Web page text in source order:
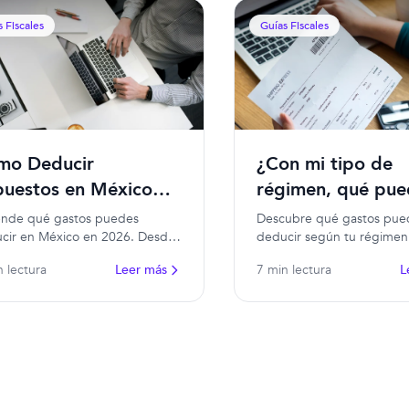
Fiscales
Deducir
en México
Guía SAT
qué gastos puedes
en México en 2026. Desde
y actualizada.
lectura Leer más
Guías Fiscales
¿Con mi tipo de
régimen, qué
deducir?
Descubre qué gastos
deducir según tu
empresarial, asalariados y
7 min lectura